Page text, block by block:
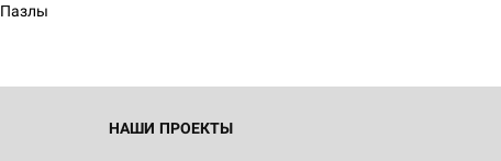
Пазлы
НАШИ ПРОЕКТЫ